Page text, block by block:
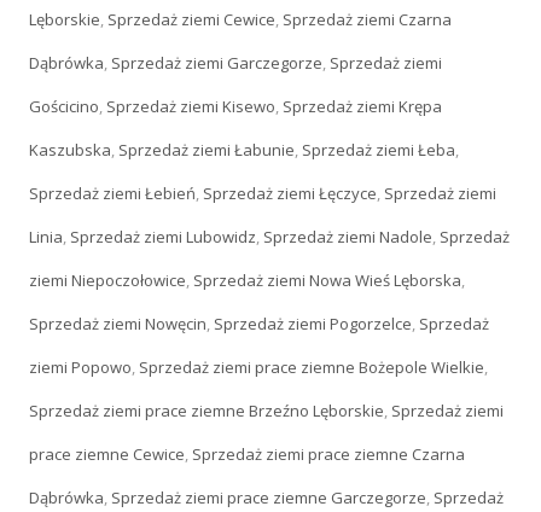
Lęborskie, Sprzedaż ziemi Cewice, Sprzedaż ziemi Czarna
Dąbrówka, Sprzedaż ziemi Garczegorze, Sprzedaż ziemi
Gościcino, Sprzedaż ziemi Kisewo, Sprzedaż ziemi Krępa
Kaszubska, Sprzedaż ziemi Łabunie, Sprzedaż ziemi Łeba,
Sprzedaż ziemi Łebień, Sprzedaż ziemi Łęczyce, Sprzedaż ziemi
Linia, Sprzedaż ziemi Lubowidz, Sprzedaż ziemi Nadole, Sprzedaż
ziemi Niepoczołowice, Sprzedaż ziemi Nowa Wieś Lęborska,
Sprzedaż ziemi Nowęcin, Sprzedaż ziemi Pogorzelce, Sprzedaż
ziemi Popowo, Sprzedaż ziemi prace ziemne Bożepole Wielkie,
Sprzedaż ziemi prace ziemne Brzeźno Lęborskie, Sprzedaż ziemi
prace ziemne Cewice, Sprzedaż ziemi prace ziemne Czarna
Dąbrówka, Sprzedaż ziemi prace ziemne Garczegorze, Sprzedaż